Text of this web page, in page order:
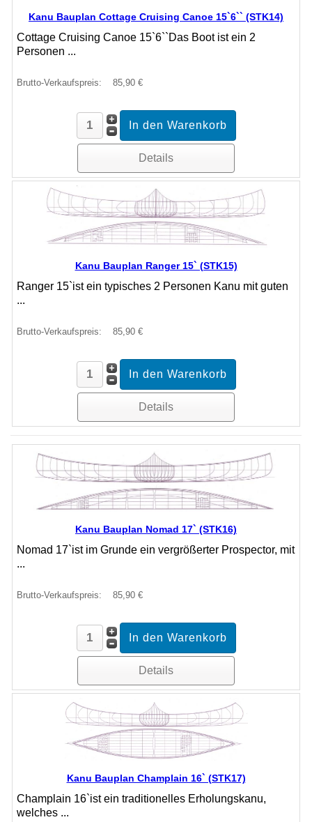
Kanu Bauplan Cottage Cruising Canoe 15`6`` (STK14)
Cottage Cruising Canoe 15`6``Das Boot ist ein 2
Personen ...
Brutto-Verkaufspreis: 85,90 €
Details
Kanu Bauplan Ranger 15` (STK15)
Ranger 15`ist ein typisches 2 Personen Kanu mit guten
...
Brutto-Verkaufspreis: 85,90 €
Details
Kanu Bauplan Nomad 17` (STK16)
Nomad 17`ist im Grunde ein vergrößerter Prospector, mit
...
Brutto-Verkaufspreis: 85,90 €
Details
Kanu Bauplan Champlain 16` (STK17)
Champlain 16`ist ein traditionelles Erholungskanu,
welches ...